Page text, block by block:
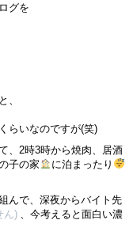
グを
、
らいなのですが(笑)
、2時3時から焼肉、居酒
子の家
に泊まったり
んで、深夜からバイト先
ん) 、今考えると面白い濃